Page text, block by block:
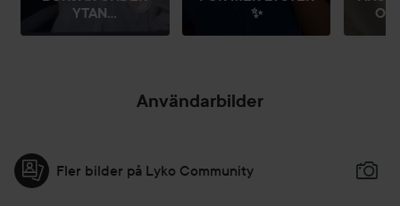
YTAN...
✨
ON
Användarbilder
Fler bilder på Lyko Community